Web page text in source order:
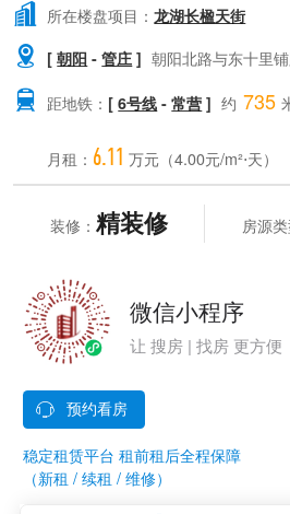
 所在楼盘项目：龙湖长楹天街
 [朝阳 -管庄 ] 朝阳北路与东十里
 距地铁： [6号线 -常营 ] 约 735
月租： 6.11 万元（4.00元/m²⋅天）
装修： 精装修 房源
微信小程序
让 搜房 | 找房 更方便
稳定租赁平台 租前租后全程保障
（新租 / 续租 / 维修）
